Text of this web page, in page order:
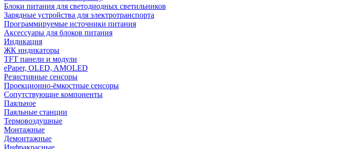
Блоки питания для светодиодных светильников
Зарядные устройства для электротранспорта
Программируемые источники питания
Аксессуары для блоков питания
Индикация
ЖК индикаторы
TFT панели и модули
ePaper, OLED, AMOLED
Резистивные сенсоры
Проекционно-ёмкостные сенсоры
Сопутствующие компоненты
Паяльное
Паяльные станции
Термовоздушные
Монтажные
Демонтажные
Инфракрасные